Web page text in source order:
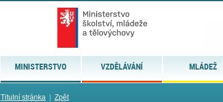
MINISTERSTVO VZDĚLÁVÁNÍ MLÁDEŽ
Titulní stránka Zpět